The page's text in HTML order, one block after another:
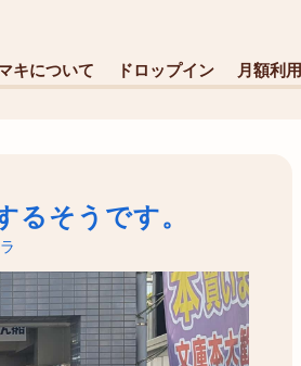
キについて ドロップイン 月額利用
るそうです。